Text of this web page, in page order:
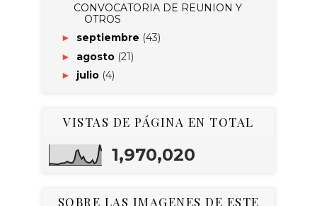
CONVOCATORIA DE REUNION Y
OTROS
► septiembre (43)
► agosto (21)
► julio (4)
VISTAS DE PÁGINA EN TOTAL
1,970,020
SOBRE LAS IMAGENES DE ESTE